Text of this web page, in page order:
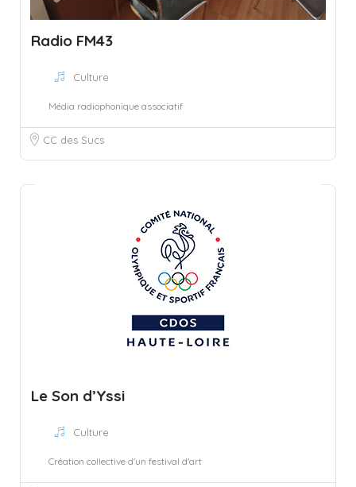
Radio FM43
Culture
Média radiophonique associatif
CC des Sucs
Le Son d’Yssi
Culture
Création collective d'un festival d'art